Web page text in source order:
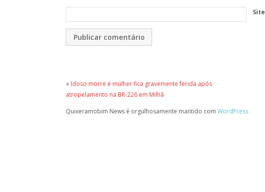
Site
« Idoso morre é mulher fica gravemente ferida após
atropelamento na BR-226 em Milhã
Quixeramobim News é orgulhosamente mantido comWordPress